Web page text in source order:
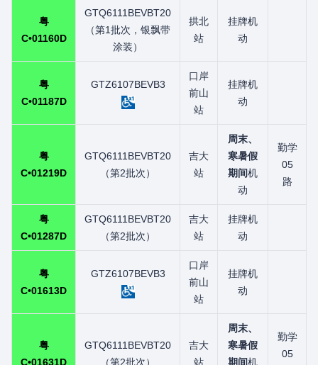
粤
C•01160D
GTQ6111BEVBT20
（第1批次，银飘带
涂装）
拱北
站
挂牌机
动
粤
C•01187D
GTZ6107BEVB3
口岸
前山
站
挂牌机
动
粤
C•01219D
GTQ6111BEVBT20
（第2批次）
吉大
站
周末、
寒暑假
期间机
动
勤学
05
路
粤
C•01287D
GTQ6111BEVBT20
（第2批次）
吉大
站
挂牌机
动
粤
C•01613D
GTZ6107BEVB3
口岸
前山
站
挂牌机
动
粤
C•01631D
GTQ6111BEVBT20
（第2批次）
吉大
站
周末、
寒暑假
期间机
勤学
05